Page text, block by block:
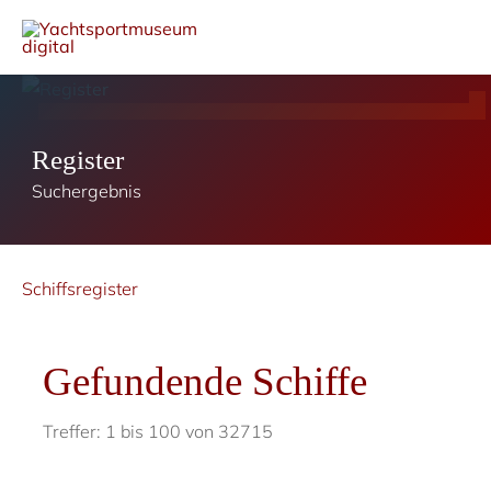
Register
Suchergebnis
Schiffsregister
Gefundende Schiffe
Treffer: 1 bis 100 von 32715